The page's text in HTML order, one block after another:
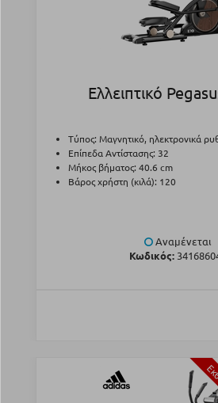
Ελλειπτικό
Τύπος: Μαγνητικό, ηλεκτρονικά
Επίπεδα Αντίστασης: 32
Μήκος βήματος: 40.6 cm
Βάρος χρήστη (κιλά): 120
Αναμένεται
Κωδικός: